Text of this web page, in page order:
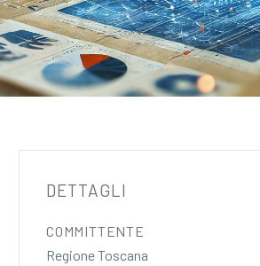
DETTAGLI
COMMITTENTE
Regione Toscana